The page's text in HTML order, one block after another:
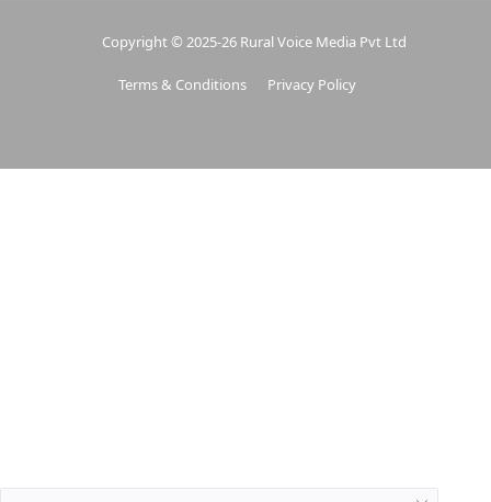
Copyright © 2025-26 Rural Voice Media Pvt Ltd
Terms & Conditions Privacy Policy